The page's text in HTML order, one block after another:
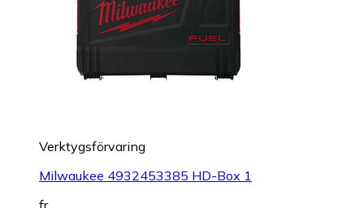
Verktygsförvaring
Milwaukee 4932453385 HD-Box 1
fr.